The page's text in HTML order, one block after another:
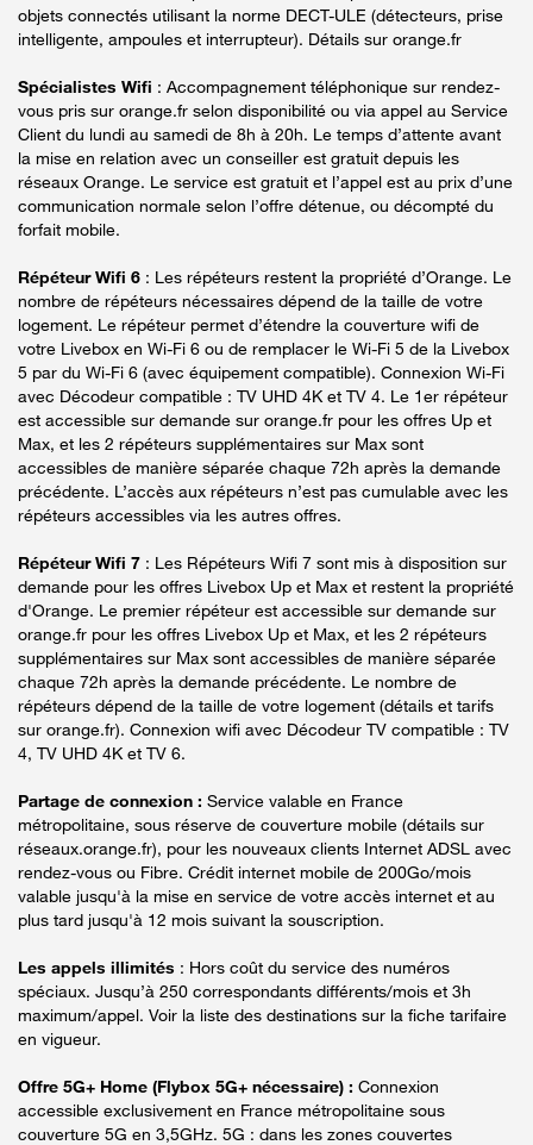
objets connectés utilisant la norme DECT-ULE (détecteurs, prise
intelligente, ampoules et interrupteur). Détails sur orange.fr
Spécialistes Wifi : Accompagnement téléphonique sur rendez-
vous pris sur orange.fr selon disponibilité ou via appel au Service
Client du lundi au samedi de 8h à 20h. Le temps d’attente avant
la mise en relation avec un conseiller est gratuit depuis les
réseaux Orange. Le service est gratuit et l’appel est au prix d’une
communication normale selon l’offre détenue, ou décompté du
forfait mobile.
Répéteur Wifi 6 : Les répéteurs restent la propriété d’Orange. Le
nombre de répéteurs nécessaires dépend de la taille de votre
logement. Le répéteur permet d’étendre la couverture wifi de
votre Livebox en Wi-Fi 6 ou de remplacer le Wi-Fi 5 de la Livebox
5 par du Wi-Fi 6 (avec équipement compatible). Connexion Wi-Fi
avec Décodeur compatible : TV UHD 4K et TV 4. Le 1er répéteur
est accessible sur demande sur orange.fr pour les offres Up et
Max, et les 2 répéteurs supplémentaires sur Max sont
accessibles de manière séparée chaque 72h après la demande
précédente. L’accès aux répéteurs n’est pas cumulable avec les
répéteurs accessibles via les autres offres.
Répéteur Wifi 7 : Les Répéteurs Wifi 7 sont mis à disposition sur
demande pour les offres Livebox Up et Max et restent la propriété
d'Orange. Le premier répéteur est accessible sur demande sur
orange.fr pour les offres Livebox Up et Max, et les 2 répéteurs
supplémentaires sur Max sont accessibles de manière séparée
chaque 72h après la demande précédente. Le nombre de
répéteurs dépend de la taille de votre logement (détails et tarifs
sur orange.fr). Connexion wifi avec Décodeur TV compatible : TV
4, TV UHD 4K et TV 6.
Partage de connexion : Service valable en France
métropolitaine, sous réserve de couverture mobile (détails sur
réseaux.orange.fr), pour les nouveaux clients Internet ADSL avec
rendez-vous ou Fibre. Crédit internet mobile de 200Go/mois
valable jusqu'à la mise en service de votre accès internet et au
plus tard jusqu'à 12 mois suivant la souscription.
Les appels illimités : Hors coût du service des numéros
spéciaux. Jusqu’à 250 correspondants différents/mois et 3h
maximum/appel. Voir la liste des destinations sur la fiche tarifaire
en vigueur.
Offre 5G+ Home (Flybox 5G+ nécessaire) : Connexion
accessible exclusivement en France métropolitaine sous
couverture 5G en 3,5GHz. 5G : dans les zones couvertes